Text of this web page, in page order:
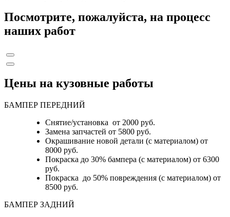
Посмотрите, пожалуйста, на процесс
наших работ
Цены на кузовные работы
БАМПЕР ПЕРЕДНИЙ
Снятие/установка от 2000 руб.
Замена запчастей от 5800 руб.
Окрашивание новой детали (с материалом) от
8000 руб.
Покраска до 30% бампера (с материалом) от 6300
руб.
Покраска до 50% повреждения (с материалом) от
8500 руб.
БАМПЕР ЗАДНИЙ